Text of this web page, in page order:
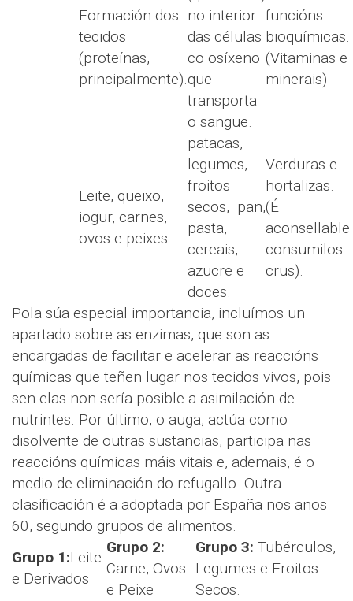
Formación dos
tecidos
(proteínas,
principalmente).
no interior
das células
co osíxeno
que
transporta
o sangue.
funcións
bioquímicas.
(Vitaminas e
minerais)
Leite, queixo,
iogur, carnes,
ovos e peixes.
patacas,
legumes,
froitos
secos, pan,
pasta,
cereais,
azucre e
doces.
Verduras e
hortalizas.
(É
aconsellable
consumilos
crus).
Pola súa especial importancia, incluímos un
apartado sobre as enzimas, que son as
encargadas de facilitar e acelerar as reaccións
químicas que teñen lugar nos tecidos vivos, pois
sen elas non sería posible a asimilación de
nutrintes. Por último, o auga, actúa como
disolvente de outras sustancias, participa nas
reaccións químicas máis vitais e, ademais, é o
medio de eliminación do refugallo. Outra
clasificación é a adoptada por España nos anos
60, segundo grupos de alimentos.
Grupo 1:Leite
e Derivados
Grupo 2:
Carne, Ovos
e Peixe
Grupo 3: Tubérculos,
Legumes e Froitos
Secos.